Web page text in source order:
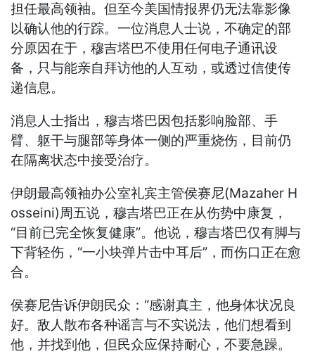
担任最高领袖。但至今美国情报界仍无法靠影像
以确认他的行踪。一位消息人士说，不确定的部
分原因在于，穆吉塔巴不使用任何电子通讯设
备，只与能亲自拜访他的人互动，或透过信使传
递信息。
消息人士指出，穆吉塔巴因包括影响脸部、手
臂、躯干与腿部等身体一侧的严重烧伤，目前仍
在隔离状态中接受治疗。
伊朗最高领袖办公室礼宾主管侯赛尼(Mazaher H
osseini)周五说，穆吉塔巴正在从伤势中康复，
“目前已完全恢复健康”。他说，穆吉塔巴仅有脚与
下背轻伤，“一小块弹片击中耳后”，而伤口正在愈
合。
侯赛尼告诉伊朗民众：“感谢真主，他身体状况良
好。敌人散布各种谣言与不实说法，他们想看到
他，并找到他，但民众应保持耐心，不要急躁。